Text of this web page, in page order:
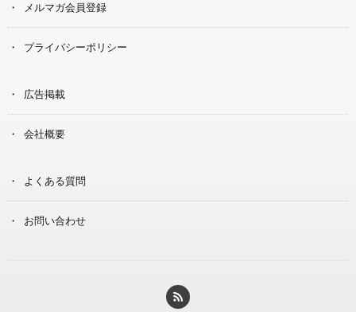
メルマガ会員登録
プライバシーポリシー
広告掲載
会社概要
よくある質問
お問い合わせ